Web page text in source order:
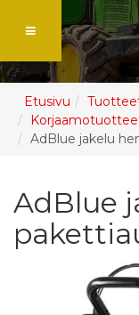
Etusivu
AdBlue jakelu
AdBlue